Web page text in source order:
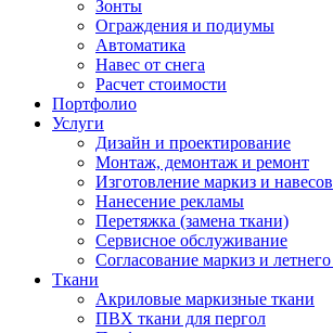
Зонты
Ограждения и подиумы
Автоматика
Навес от снега
Расчет стоимости
Портфолио
Услуги
Дизайн и проектирование
Монтаж, демонтаж и ремонт
Изготовление маркиз и навесов
Нанесение рекламы
Перетяжка (замена ткани)
Сервисное обслуживание
Согласование маркиз и
Ткани
Акриловые маркизные ткани
ПВХ ткани для пергол